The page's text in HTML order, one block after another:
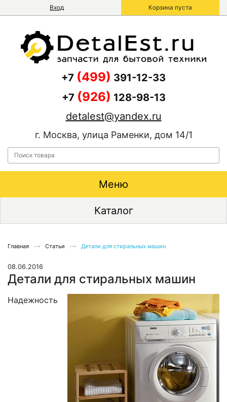
Вход Корзина пуста
+7 (499) 391-12-33
+7 (926) 128-98-13
detalest@yandex.ru
г. Москва, улица Раменки, дом 14/1
Меню
Каталог
Главная Статьи Детали для стиральных машин
08.06.2016
Детали для стиральных машин
Надежность